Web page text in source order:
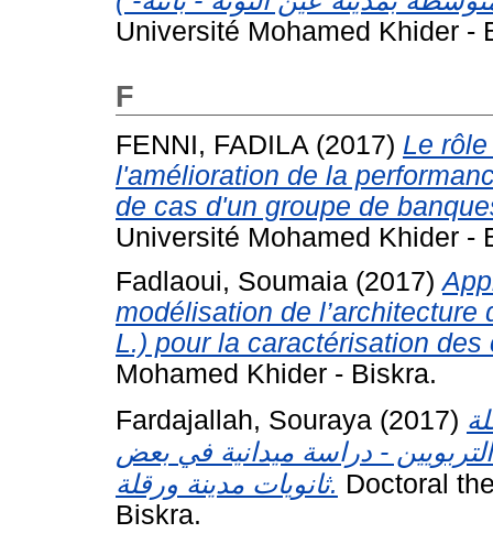
Université Mohamed Khider -
F
FENNI, FADILA (2017) Le
l'amélioration de la
de cas d'un groupe de
Université Mohamed Khider -
Fadlaoui, Soumaia (2017)
modélisation de
L.) pour la caractérisation des
Mohamed Khider - Biskra.
Fardajallah, Souraya (2017)
- دراسة ميدانية في بعض
ثانويات مدينة ورقلة. Doctoral
Biskra.